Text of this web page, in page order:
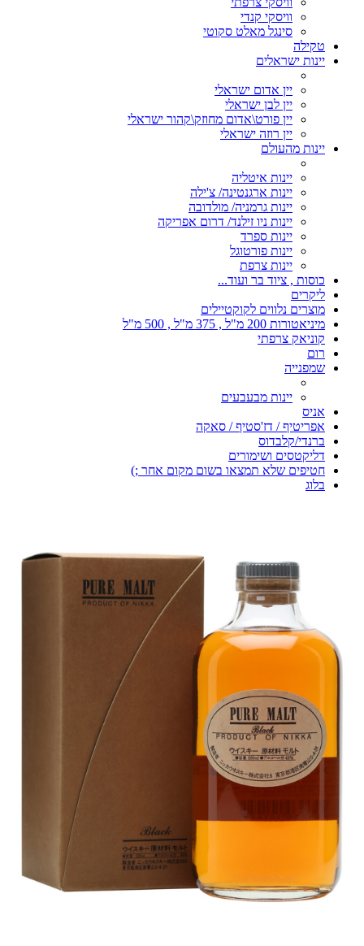
וויסקי קנדי
סינגל מאלט סקוטי
טקילה
יינות ישראלים
יין אדום ישראלי
יין לבן ישראלי
יין פורט\אדום מחוזק\קהור ישראלי
יין רוזה ישראלי
יינות מהעולם
יינות איטליה
יינות ארגנטינה/ צ'ילה
יינות גרמניה/ מולדובה
יינות ניו זילנד/ דרום אפריקה
יינות ספרד
יינות פורטוגל
יינות צרפת
כוסות , ציוד בר ועוד...
ליקרים
מוצרים נלווים לקוקטיילים
מיניאטורות 200 מ"ל , 375 מ"ל , 500 מ"ל
קוניאק צרפתי
רום
שמפנייה
יינות מבעבעים
אניס
אפריטיף / דז'סטיף / סאקה
ברנדי/קלבדוס
דליקטסים ושימורים
חטיפים שלא תמצאו בשום מקום אחר ;)
בלוג